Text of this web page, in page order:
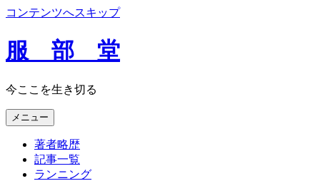
コンテンツへスキップ
服 部 堂
今ここを生き切る
メニュー
著者略歴
記事一覧
ランニング